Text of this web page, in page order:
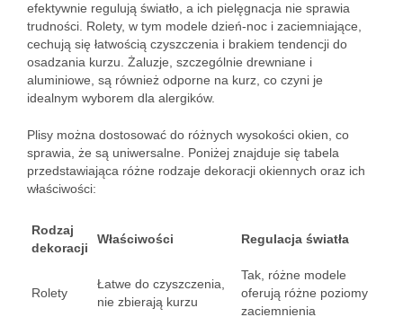
efektywnie regulują światło, a ich pielęgnacja nie sprawia
trudności. Rolety, w tym modele dzień-noc i zaciemniające,
cechują się łatwością czyszczenia i brakiem tendencji do
osadzania kurzu. Żaluzje, szczególnie drewniane i
aluminiowe, są również odporne na kurz, co czyni je
idealnym wyborem dla alergików.
Plisy można dostosować do różnych wysokości okien, co
sprawia, że są uniwersalne. Poniżej znajduje się tabela
przedstawiająca różne rodzaje dekoracji okiennych oraz ich
właściwości:
Rodzaj
dekoracji
Właściwości Regulacja światła
Rolety
Łatwe do czyszczenia,
nie zbierają kurzu
Tak, różne modele
oferują różne poziomy
zaciemnienia